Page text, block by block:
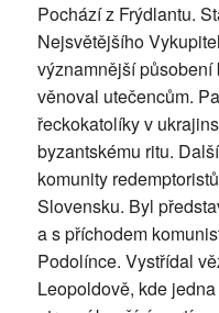
Pochází z Frýdlantu.
Nejsvětějšího
významnější působení
věnoval utečencům.
řeckokatolíky v
byzantskému ritu.
komunity
Slovensku. Byl
a s příchodem
Podolínce. Vystřídal
Leopoldově, kde